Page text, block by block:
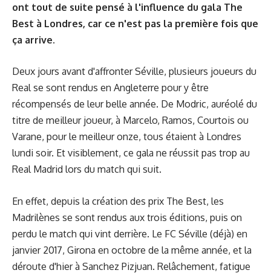
ont tout de suite pensé à l'influence du gala The
Best à Londres, car ce n'est pas la première fois que
ça arrive.
Deux jours avant d'affronter Séville, plusieurs joueurs du
Real se sont rendus en Angleterre pour y être
récompensés de leur belle année. De Modric, auréolé du
titre de meilleur joueur, à Marcelo, Ramos, Courtois ou
Varane, pour le meilleur onze, tous étaient à Londres
lundi soir. Et visiblement, ce gala ne réussit pas trop au
Real Madrid lors du match qui suit.
En effet, depuis la création des prix The Best, les
Madrilènes se sont rendus aux trois éditions, puis on
perdu le match qui vint derrière. Le FC Séville (déjà) en
janvier 2017, Girona en octobre de la même année, et la
déroute d'hier à Sanchez Pizjuan. Relâchement, fatigue